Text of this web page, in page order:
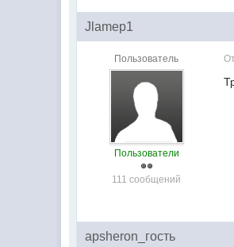
Jlamep1
Пользователь
Пользователи
111 сообщений
apsheron_гость